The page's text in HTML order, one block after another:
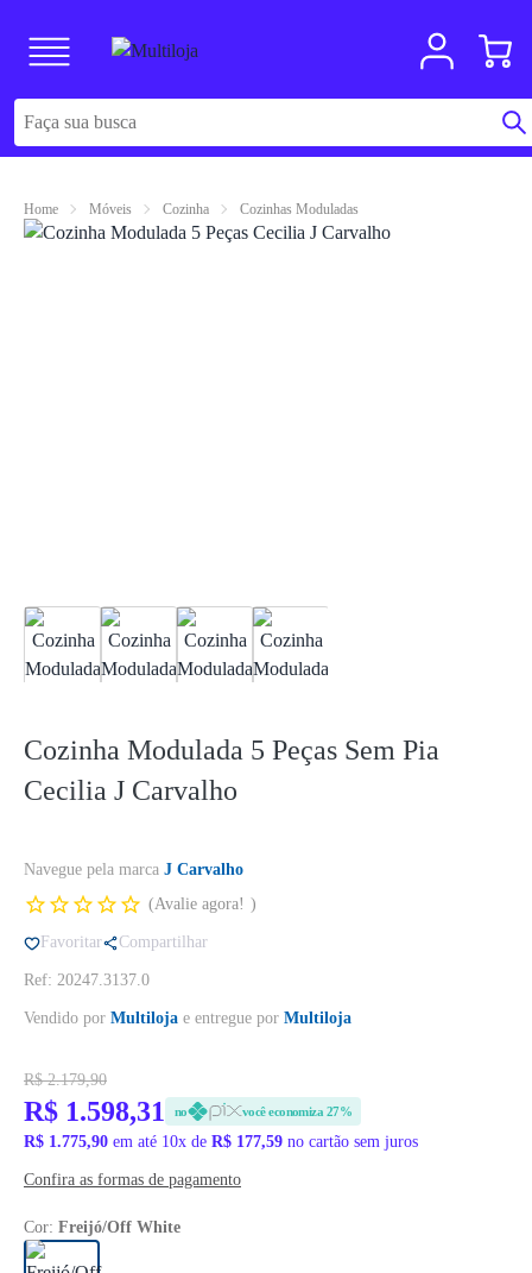
Home Móveis Cozinha Cozinhas Moduladas
Cozinha Modulada 5 Peças Sem Pia
Cecilia J Carvalho
Navegue pela marca J Carvalho
Avalie agora!
Favoritar Compartilhar
Ref: 20247.3137.0
Vendido por Multiloja e entregue por Multiloja
R$ 2.179,90
R$ 1.598,31 no você economiza 27%
R$ 1.775,90 em até 10x de R$ 177,59 no cartão sem juros
Confira as formas de pagamento
Cor: Freijó/Off White